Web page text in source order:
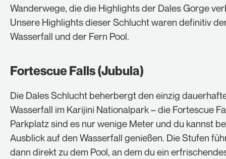
Wanderwege, die die Highlights der Dales Gorge
Unsere Highlights dieser Schlucht waren definitiv
Wasserfall und der Fern Pool.
Fortescue Falls (Jubula)
Die Dales Schlucht beherbergt den einzig
Wasserfall im Karijini Nationalpark – die Fortescue
Parkplatz sind es nur wenige Meter und du kannst
Ausblick auf den Wasserfall genießen. Die Stufen
dann direkt zu dem Pool, an dem du ein